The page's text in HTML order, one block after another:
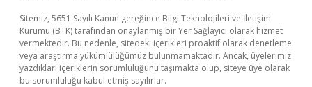
Sitemiz, 5651 Sayılı Kanun gereğince Bilgi Teknolojileri ve İletişim
Kurumu (BTK) tarafından onaylanmış bir Yer Sağlayıcı olarak hizmet
vermektedir. Bu nedenle, sitedeki içerikleri proaktif olarak denetleme
veya araştırma yükümlülüğümüz bulunmamaktadır. Ancak, üyelerimiz
yazdıkları içeriklerin sorumluluğunu taşımakta olup, siteye üye olarak
bu sorumluluğu kabul etmiş sayılırlar.